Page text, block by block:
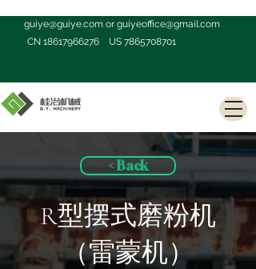
guiye@guiye.com or guiyeoffice@gmail.com
CN 18617966276 US 7865708701
< Back
R型摆式磨粉机
（雷蒙机）